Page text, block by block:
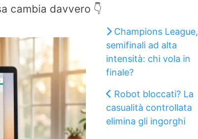
cambia davvero 👇
Champions League,
semifinali ad alta
intensità: chi vola in
finale?
Robot bloccati? La
casualità controllata
elimina gli ingorghi